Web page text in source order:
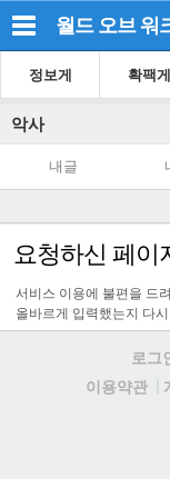
월드 오브 워
정보게 확팩게
악사
내글
요청하신 페이
서비스 이용에 불편을 드
올바르게 입력했는지 다
로그
이용약관